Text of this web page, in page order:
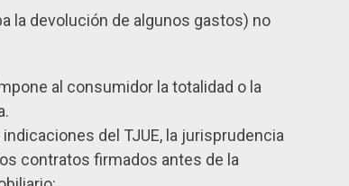
la devolución de algunos gastos) no
al consumidor la totalidad o la
indicaciones del TJUE, la jurisprudencia
contratos firmados antes de la